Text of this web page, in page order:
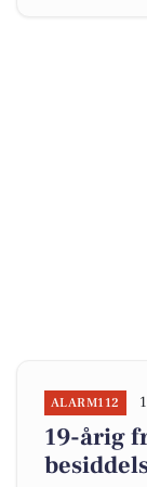
ALARM112
19-årig